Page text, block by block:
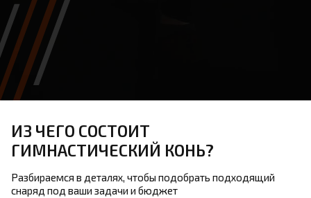
ИЗ ЧЕГО СОСТОИТ
ГИМНАСТИЧЕСКИЙ КОНЬ?
Разбираемся в деталях, чтобы подобрать подходящий
снаряд под ваши задачи и бюджет